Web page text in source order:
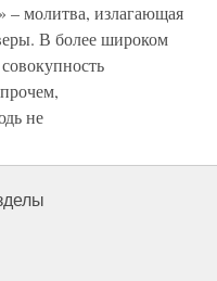
– молитва, излагающая
В более широком
не